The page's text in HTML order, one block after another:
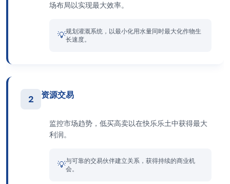
场布局以实现最大效率。
💡规划灌溉系统，以最小化用水量同时最大化作物生
长速度。
2 资源交易
监控市场趋势，低买高卖以在快乐乐土中获得最大
利润。
💡与可靠的交易伙伴建立关系，获得持续的商业机
会。